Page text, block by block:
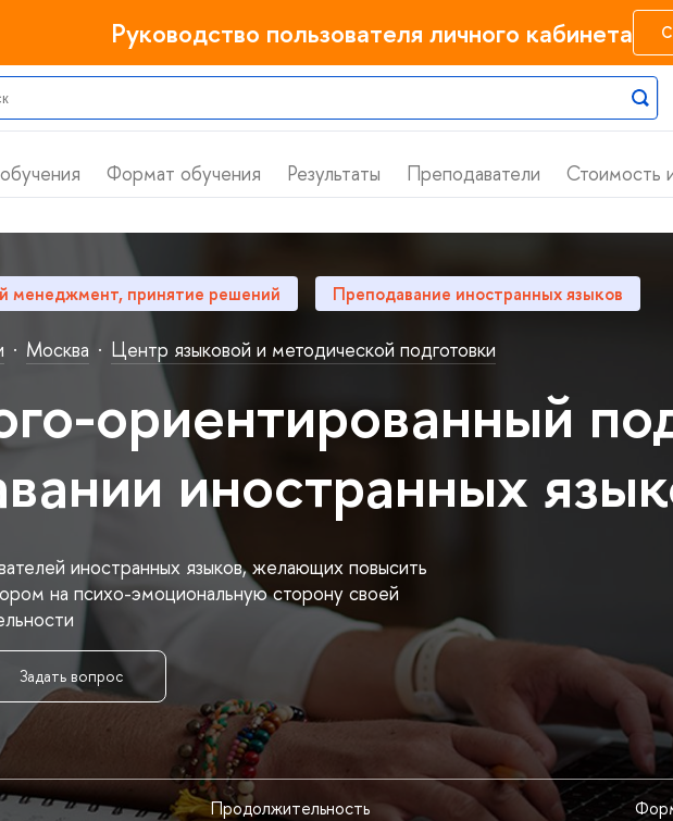
Руководство пользователя личного кабинета
Формат обучения Результаты Преподаватели Стоимость
менеджмент, принятие решений Преподавание иностранных языко
· Москва · Центр языковой и методической подготовки
ориентированный
иностранных
иностранных языков, желающих повысить
на психо-эмоциональную сторону своей
Задать вопрос
Продолжительность